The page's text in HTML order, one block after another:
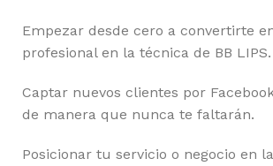
Empezar desde cero a convertirte
profesional en la técnica de BB LIPS.
Captar nuevos clientes por
de manera que nunca te faltarán.
Posicionar tu servicio o negocio en